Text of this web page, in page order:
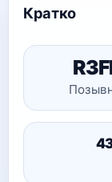
Кратко